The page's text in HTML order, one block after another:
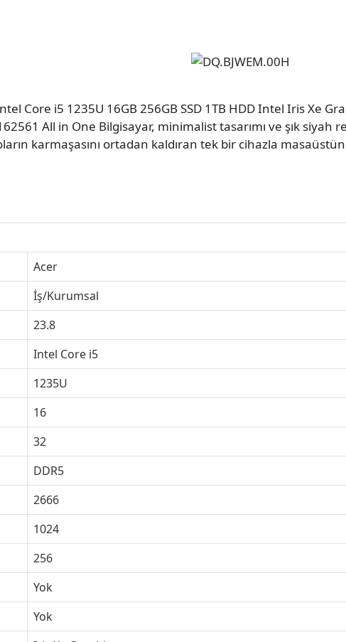
Core i5 1235U 16GB 256GB SSD 1TB HDD Intel Iris Xe
All in One Bilgisayar, minimalist tasarımı ve şık
karmaşasını ortadan kaldıran tek bir cihazla
Acer
İş/Kurumsal
23.8
Intel Core i5
1235U
16
32
DDR5
2666
1024
256
Yok
Yok